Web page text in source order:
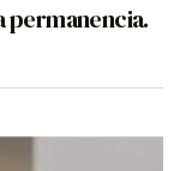
permanencia.